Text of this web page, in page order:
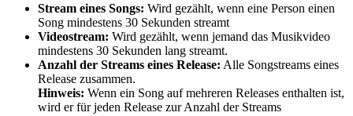
Stream eines Songs: Wird gezählt, wenn eine Person einen
Song mindestens 30 Sekunden streamt
Videostream: Wird gezählt, wenn jemand das Musikvideo
mindestens 30 Sekunden lang streamt.
Anzahl der Streams eines Release: Alle Songstreams eines
Release zusammen.
Hinweis: Wenn ein Song auf mehreren Releases enthalten ist,
wird er für jeden Release zur Anzahl der Streams